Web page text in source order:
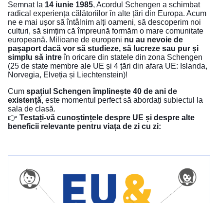
Semnat la 14 iunie 1985, Acordul Schengen a schimbat
radical experiența călătoriilor în alte țări din Europa. Acum
ne e mai ușor să întâlnim alți oameni, să descoperim noi
culturi, să simțim că împreună formăm o mare comunitate
europeană. Milioane de europeni nu au nevoie de
pașaport dacă vor să studieze, să lucreze sau pur și
simplu să intreîn oricare din statele din zona Schengen
(25 de state membre ale UE și 4 țări din afara UE: Islanda,
Norvegia, Elveția și Liechtenstein)!
Cum spațiul Schengen împlinește 40 de ani de
existență, este momentul perfect să abordați subiectul la
sala de clasă.
👉 Testați-vă cunoștințele despre UE și despre alte
beneficii relevante pentru viața de zi cu zi: